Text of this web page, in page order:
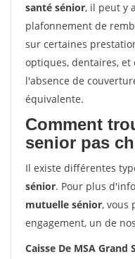
santé sénior, il peut y
plafonnement de
sur certaines
optiques, dentaires, et
l'absence de
équivalente.
Comment
senior pas
Il existe différentes
sénior. Pour plus
mutuelle sénior, vous
engagement, un de
Caisse De MSA